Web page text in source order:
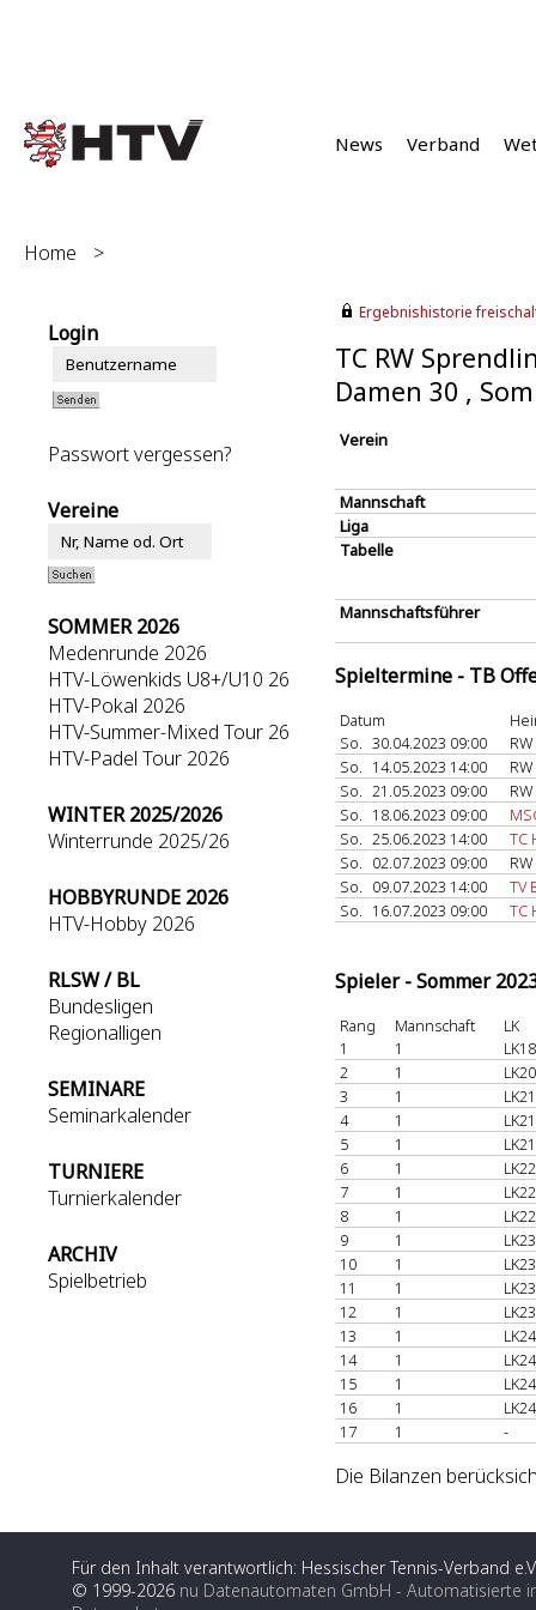
News Verband
Home >
Login
Passwort vergessen?
Vereine
SOMMER 2026
Medenrunde 2026
HTV-Löwenkids U8+/U10 26
HTV-Pokal 2026
HTV-Summer-Mixed Tour 26
HTV-Padel Tour 2026
WINTER 2025/2026
Winterrunde 2025/26
HOBBYRUNDE 2026
HTV-Hobby 2026
RLSW / BL
Bundesligen
Regionalligen
SEMINARE
Seminarkalender
TURNIERE
Turnierkalender
ARCHIV
Spielbetrieb
Ergebnishistorie
TC RW
Damen 30 ,
Verein
Mannschaft
Liga
Tabelle
Mannschaftsführer
Spieltermine - TB
Datum
So. 30.04.2023 09:00
So. 14.05.2023 14:00
So. 21.05.2023 09:00
So. 18.06.2023 09:00
So. 25.06.2023 14:00
TC
So. 02.07.2023 09:00
So. 09.07.2023 14:00
TV
So. 16.07.2023 09:00 TC
Spieler - Sommer
Rang Mannschaft
LK
1
1
2
1
3
1
4
1
5
1
6
1
7
1
8
1
9
1
10
1
11
1
12
1
13
1
14
1
15
1
16
1
17
1 -
Die Bilanzen
Für den Inhalt verantwortlich: Hessischer Tennis-Verband
© 1999-2026 nu Datenautomaten GmbH - Automatisierte